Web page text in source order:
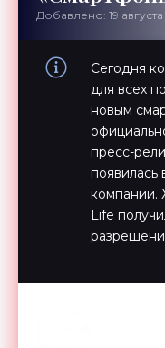
Добавлено: 19 августа
Сегодня
для всех
новым
пресс-
появилась
компании.
Life